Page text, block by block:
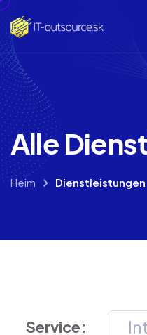
Alle
Heim Dienstleistungen
Service: